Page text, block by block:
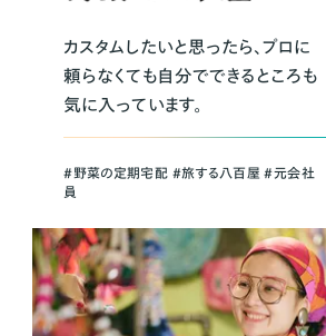
カスタムしたいと思ったら、プロに
頼らなくても自分でできるところも
気に入っています。
＃野菜の定期宅配 ＃旅する八百屋 ＃元会社
員